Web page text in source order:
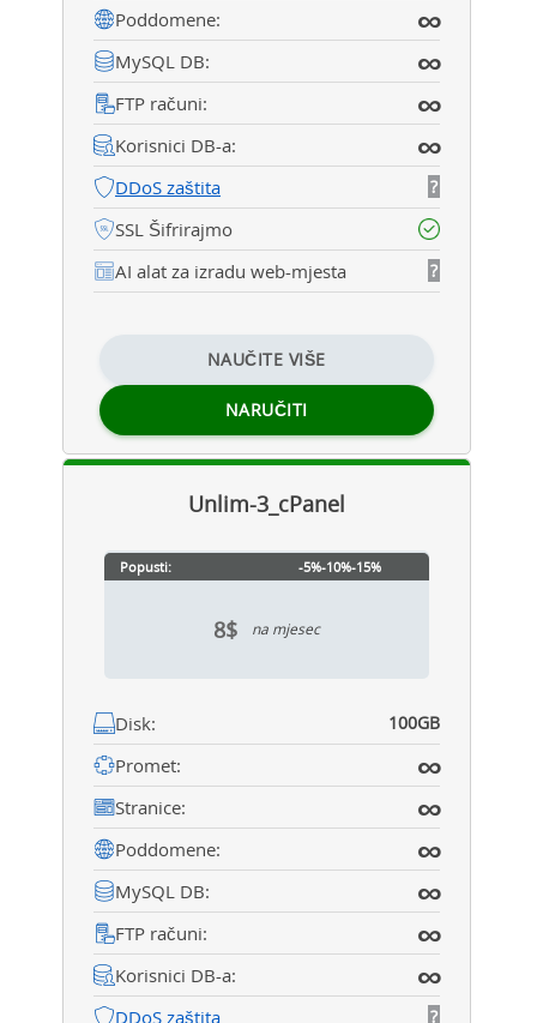
Poddomene: ∞
MySQL DB: ∞
FTP računi: ∞
Korisnici DB-a: ∞
DDoS zaštita ?
SSL Šifrirajmo
AI alat za izradu web-mjesta
?
NAUČITE VIŠE
NARUČITI
Unlim-3_cPanel
Popusti: -5%-10%-15%
8$ na mjesec
Disk: 100GB
Promet: ∞
Stranice: ∞
Poddomene: ∞
MySQL DB: ∞
FTP računi: ∞
Korisnici DB-a: ∞
DDoS zaštita ?